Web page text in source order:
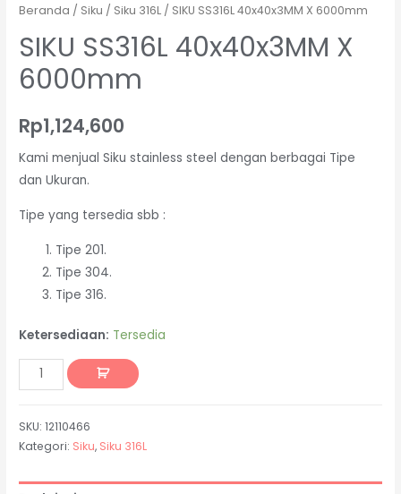
Beranda / Siku / Siku 316L / SIKU SS316L 40x40x3MM X 6000mm
SIKU SS316L 40x40x3MM X
6000mm
Rp1,124,600
Kami menjual Siku stainless steel dengan berbagai Tipe
dan Ukuran.
Tipe yang tersedia sbb :
Tipe 201.
Tipe 304.
Tipe 316.
Ketersediaan: Tersedia
SKU:12110466
Kategori: Siku, Siku 316L